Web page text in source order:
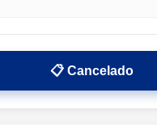
📋 Cancelado